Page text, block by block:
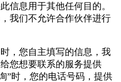
信息用于其他任何目的。
我们不允许合作伙伴进行
，您自主填写的信息，我
您想要联系的服务提供
”时，您的电话号码，提供